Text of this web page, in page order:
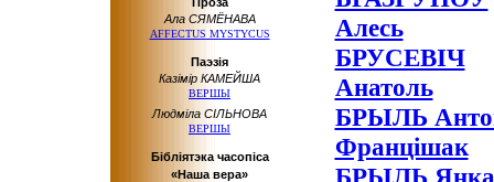
Ала СЯМЁНАВА
AFFECTUS MYSTYCUS
Паэзія
Казімір КАМЕЙША
ВЕРШЫ
Людміла СІЛЬНОВА
ВЕРШЫ
Бібліятэка часопіса
«Наша вера»
Алесь
БРУСЕВІЧ
Анатоль
БРЫЛЬ
Францішак